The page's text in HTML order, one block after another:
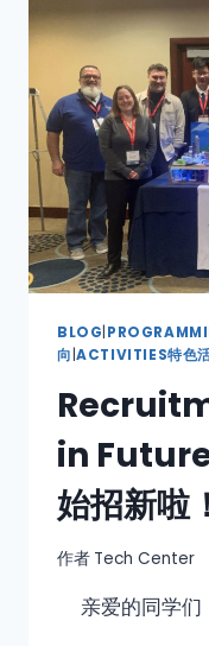
BLOG
向 |ACTIVITIES特色
in
始招新啦！
作者 Tech Center
亲爱的同学